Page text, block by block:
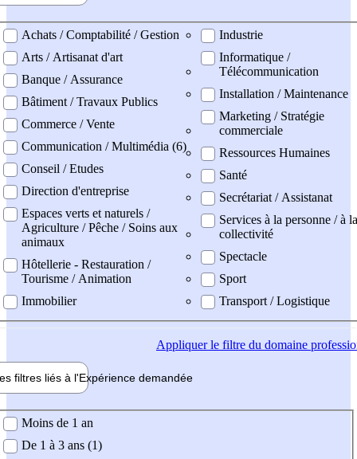
professionel
Achats / Comptabilité / Gestion
Arts / Artisanat d'art
Banque / Assurance
Bâtiment / Travaux Publics
Commerce / Vente
Communication / Multimédia (6)
Conseil / Etudes
Direction d'entreprise
Espaces verts et naturels /
Agriculture / Pêche / Soins aux
animaux
Hôtellerie - Restauration /
Tourisme / Animation
Immobilier
Industrie
Informatique /
Télécommunication
Installation / Maintenance
Marketing / Stratégie
commerciale
Ressources Humaines
Santé
Secrétariat / Assistanat
Services à la personne / à la
collectivité
Spectacle
Sport
Transport / Logistique
Appliquerle filtre du domaine
filtres liés à l'Expérience demandée
demandée
Moins de 1 an
De 1 à 3 ans (1)